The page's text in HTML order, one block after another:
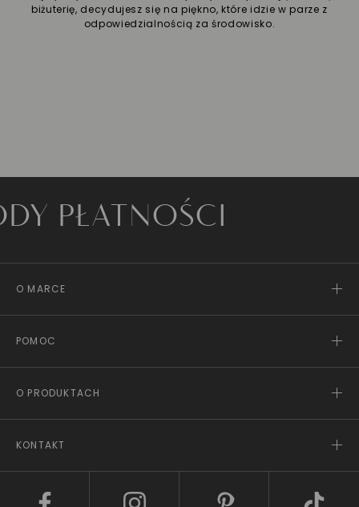
biżuterię, decydujesz się na piękno, które idzie w parze z
odpowiedzialnością za środowisko.
O MARCE
POMOC
O PRODUKTACH
KONTAKT